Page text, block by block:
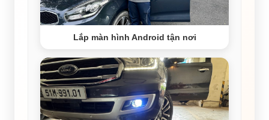
Lắp màn hình Android tận nơi